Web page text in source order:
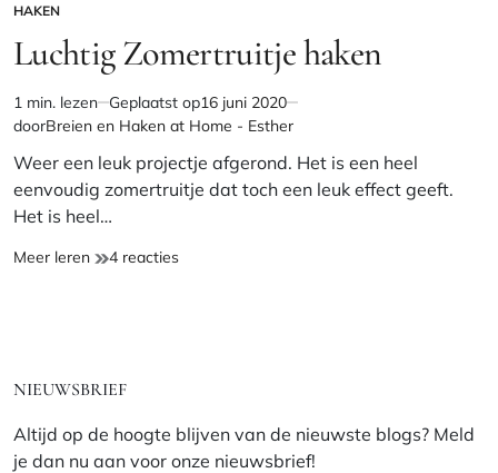
GEPLAATST
IN
HAKEN
Luchtig Zomertruitje haken
Geschatte
leestijd
1 min. lezen Geplaatst op16 juni 2020
doorBreien en Haken at Home - Esther
Weer een leuk projectje afgerond. Het is een heel
eenvoudig zomertruitje dat toch een leuk effect geeft.
Het is heel…
Meer leren Luchtig
4 reactiesop
NIEUWSBRIEF
Altijd op de hoogte blijven van de nieuwste blogs? Meld
je dan nu aan voor onze nieuwsbrief!